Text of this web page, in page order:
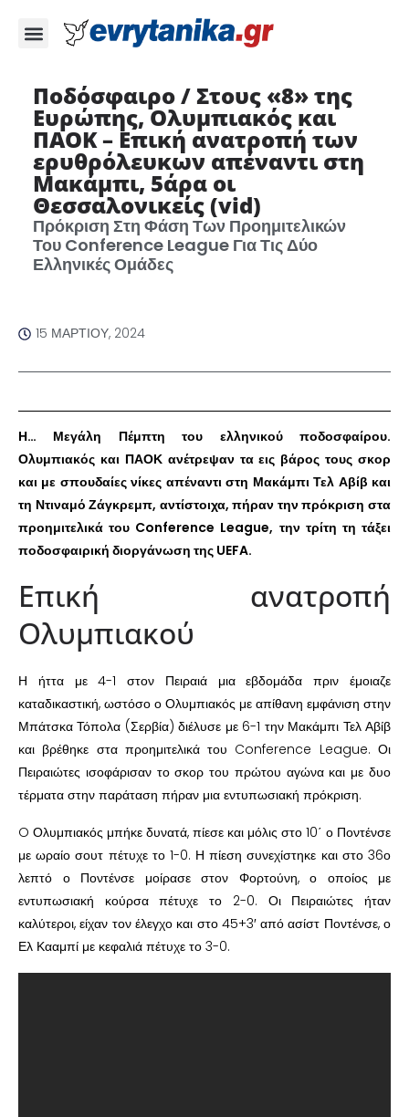
Ποδόσφαιρο / Στους «8» της
Ευρώπης, Ολυμπιακός και
ΠΑΟΚ – Επική ανατροπή των
ερυθρόλευκων απέναντι στη
Μακάμπι, 5άρα οι
Θεσσαλονικείς (vid)
Πρόκριση Στη Φάση Των Προημιτελικών
Του Conference League Για Τις Δύο
Ελληνικές Ομάδες
15 ΜΑΡΤΊΟΥ, 2024
Η… Μεγάλη Πέμπτη του ελληνικού ποδοσφαίρου.
Ολυμπιακός και ΠΑΟΚ ανέτρεψαν τα εις βάρος τους σκορ
και με σπουδαίες νίκες απέναντι στη Μακάμπι Τελ Αβίβ και
τη Ντιναμό Ζάγκρεμπ, αντίστοιχα, πήραν την πρόκριση στα
προημιτελικά του Conference League, την τρίτη τη τάξει
ποδοσφαιρική διοργάνωση της UEFA.
Επική ανατροπή
Ολυμπιακού
Η ήττα με 4-1 στον Πειραιά μια εβδομάδα πριν έμοιαζε
καταδικαστική, ωστόσο ο Ολυμπιακός με απίθανη εμφάνιση στην
Μπάτσκα Τόπολα (Σερβία) διέλυσε με 6-1 την Μακάμπι Τελ Αβίβ
και βρέθηκε στα προημιτελικά του Conference League. Οι
Πειραιώτες ισοφάρισαν το σκορ του πρώτου αγώνα και με δυο
τέρματα στην παράταση πήραν μια εντυπωσιακή πρόκριση.
O Ολυμπιακός μπήκε δυνατά, πίεσε και μόλις στο 10΄ ο Ποντένσε
με ωραίο σουτ πέτυχε το 1-0. Η πίεση συνεχίστηκε και στο 36ο
λεπτό ο Ποντένσε μοίρασε στον Φορτούνη, ο οποίος με
εντυπωσιακή κούρσα πέτυχε το 2-0. Οι Πειραιώτες ήταν
καλύτεροι, είχαν τον έλεγχο και στο 45+3′ από ασίστ Ποντένσε, ο
Ελ Κααμπί με κεφαλιά πέτυχε το 3-0.